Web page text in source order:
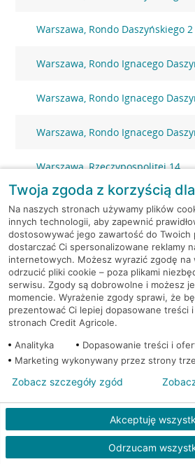
Warszawa, Rondo Daszyńskiego 2
Warszawa, Rondo Ignacego
Warszawa, Rondo Ignacego
Warszawa, Rondo Ignacego
Warszawa, Rzeczypospolitej 14
Warszawa, Sierpińskiego 1
Warszawa, Skarbka z Gór 116
Warszawa, Słomińskiego 7
Warszawa, Sokołowska 11
Warszawa, Solec 32/34
Warszawa, Stalowa 60/64
Warszawa, Stawki 6.
Twoja zgoda z korzyścią
Na naszych stronach używamy plików
innych technologii, aby zapewnić
dostosowywać jego zawartość do Twoich
dostarczać Ci spersonalizowane reklamy
internetowych. Możesz wyrazić zgodę na
odrzucić pliki cookie – poza plikami
serwisu. Zgody są dobrowolne i możesz
momencie. Wyrażenie zgody sprawi, że
prezentować Ci lepiej dopasowane treści
stronach Credit Agricole.
Analityka
Dopasowanie treści i
Marketing wykonywany przez strony
Akceptuję
Odrzucam
Zobacz szczegóły zgód